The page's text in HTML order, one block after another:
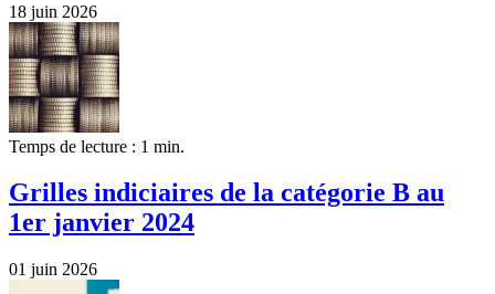
18 juin 2026
Temps de lecture : 1 min.
Grilles indiciaires de la catégorie B au
1er janvier 2024
01 juin 2026